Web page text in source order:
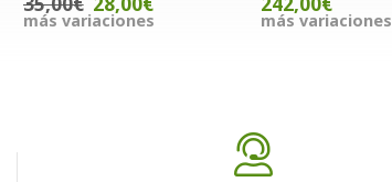
más variaciones más variaciones